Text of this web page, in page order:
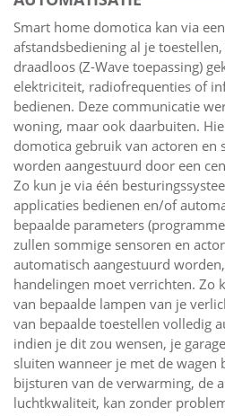
Smart home domotica kan via
afstandsbediening al je
draadloos (Z-Wave toepassing)
elektriciteit, radiofrequenties of
bedienen. Deze communicatie
woning, maar ook daarbuiten.
domotica gebruik van actoren en
worden aangestuurd door een
Zo kun je via één
applicaties bedienen en/of
bepaalde parameters
zullen sommige sensoren en
automatisch aangestuurd
handelingen moet verrichten. Zo
van bepaalde lampen van je
van bepaalde toestellen volledig
indien je dit zou wensen, je
sluiten wanneer je met de
bijsturen van de verwarming, de
luchtkwaliteit, kan zonder